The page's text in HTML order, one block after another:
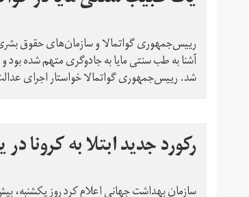
آشنا به طب سنتی مایا به جادوگری متهم شده بود
شد. رییس‌جمهوری گواتمالا خواستار اجرای
رکورد جدید ابتلا به کرونا